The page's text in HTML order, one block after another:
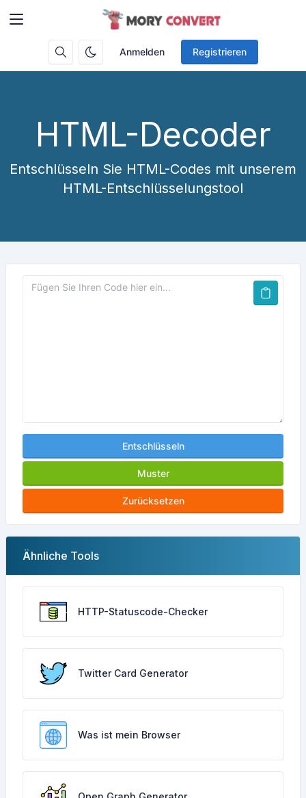
Anmelden Registrieren
HTML-Decoder
Entschlüsseln Sie HTML-Codes mit unserem
HTML-Entschlüsselungstool
Entschlüsseln
Muster
Zurücksetzen
Ähnliche Tools
HTTP-Statuscode-Checker
Twitter Card Generator
Was ist mein Browser